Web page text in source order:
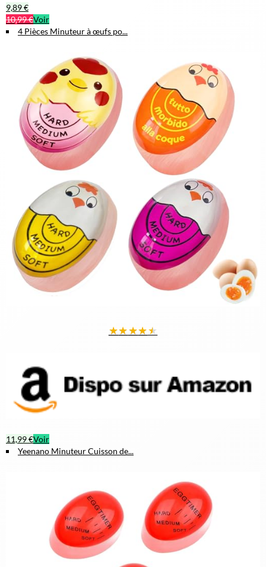
9,89 €
10,99 €Voir
4 Pièces Minuteur à œufs po...
★★★★★
11,99 €Voir
Yeenano Minuteur Cuisson de...